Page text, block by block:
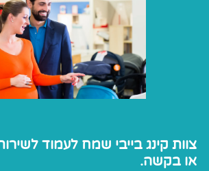
צוות קינג בייבי שמח לעמוד
או בקשה.